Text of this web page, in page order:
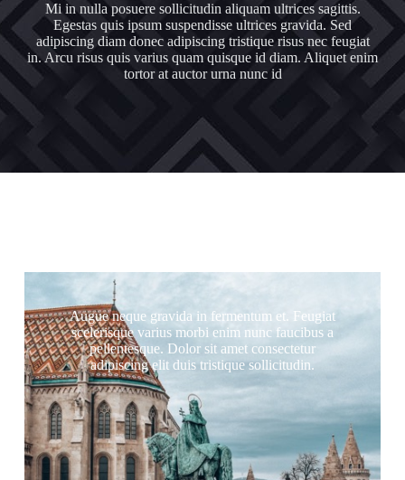
Mi in nulla posuere sollicitudin aliquam ultrices sagittis.
Egestas quis ipsum suspendisse ultrices gravida. Sed
adipiscing diam donec adipiscing tristique risus nec feugiat
in. Arcu risus quis varius quam quisque id diam. Aliquet enim
tortor at auctor urna nunc id
Augue neque gravida in fermentum et. Feugiat
scelerisque varius morbi enim nunc faucibus a
pellentesque. Dolor sit amet consectetur
adipiscing elit duis tristique sollicitudin.